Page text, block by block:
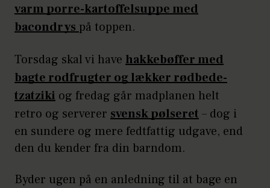
varm porre-kartoffelsuppe med
bacondrys på toppen.
Torsdag skal vi have hakkebøffer med
bagte rodfrugter og lækker rødbede-
tzatziki og fredag går madplanen helt
retro og serverer svensk pølseret – dog i
en sundere og mere fedtfattig udgave, end
den du kender fra din barndom.
Byder ugen på en anledning til at bage en